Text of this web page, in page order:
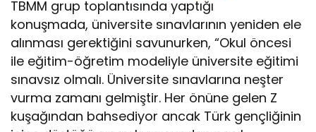
TBMM grup toplantısında yaptığı
konuşmada, üniversite sınavlarının yeniden ele
alınması gerektiğini savunurken, “Okul öncesi
ile eğitim-öğretim modeliyle üniversite eğitimi
sınavsız olmalı. Üniversite sınavlarına neşter
vurma zamanı gelmiştir. Her önüne gelen Z
kuşağından bahsediyor ancak Türk gençliğinin